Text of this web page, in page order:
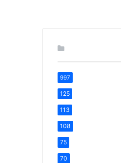
997
125
113
108
75
70